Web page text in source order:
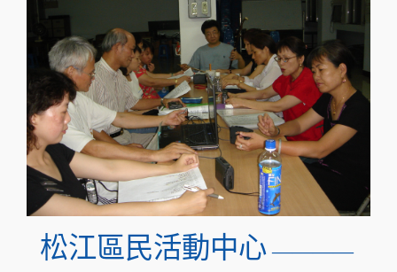
松江區民活動中心 ————